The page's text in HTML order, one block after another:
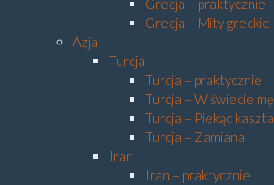
Grecja – praktycznie
Grecja – Mity greckie
Azja
Turcja
Turcja – praktycznie
Turcja – W świecie
Turcja – Piekąc
Turcja – Zamiana
Iran
Iran – praktycznie